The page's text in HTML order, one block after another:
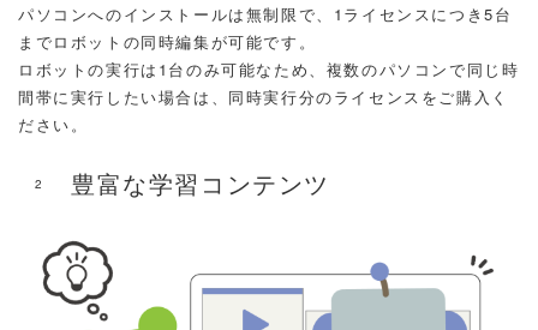
パソコンへのインストールは無制限で、1ライセンスにつき5台
までロボットの同時編集が可能です。
ロボットの実行は1台のみ可能なため、複数のパソコンで同じ時
間帯に実行したい場合は、同時実行分のライセンスをご購入く
ださい。
2 豊富な学習コンテンツ